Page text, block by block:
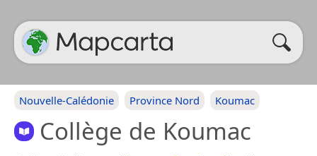
Nouvelle-Calédonie Province Nord Koumac
Collège de Koumac